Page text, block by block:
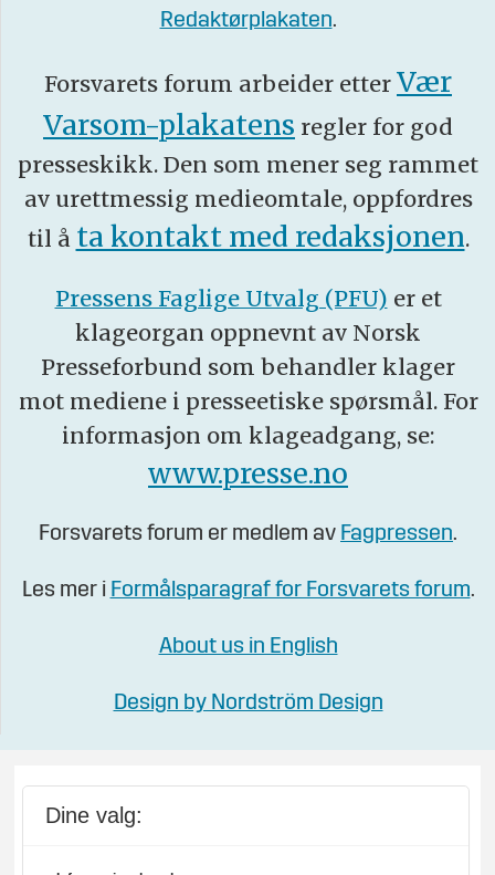
Redaktørplakaten.
Forsvarets forum arbeider etter Vær
Varsom-plakatens regler for god
presseskikk. Den som mener seg rammet
av urettmessig medieomtale, oppfordres
til å ta kontakt med redaksjonen.
Pressens Faglige Utvalg (PFU) er et
klageorgan oppnevnt av Norsk
Presseforbund som behandler klager
mot mediene i presseetiske spørsmål. For
informasjon om klageadgang, se:
www.presse.no
Forsvarets forum er medlem av Fagpressen.
Les mer i Formålsparagraf for Forsvarets forum.
About us in English
Design by Nordström Design
Dine valg: